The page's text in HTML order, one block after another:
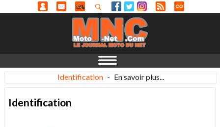
Identification - En savoir plus...
Identification